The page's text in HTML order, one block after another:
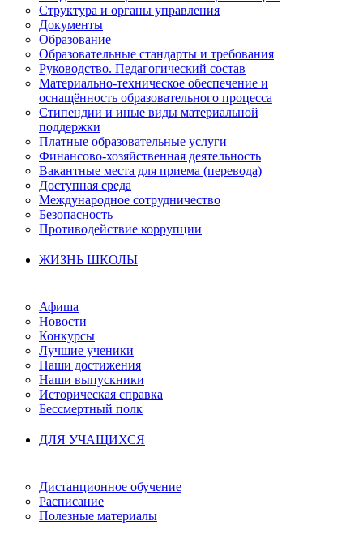
Структура и органы управления
Документы
Образование
Образовательные стандарты и требования
Руководство. Педагогический состав
Материально-техническое обеспечение и
оснащённость образовательного процесса
Стипендии и иные виды материальной
поддержки
Платные образовательные услуги
Финансово-хозяйственная деятельность
Вакантные места для приема (перевода)
Доступная среда
Международное сотрудничество
Безопасность
Противодействие коррупции
ЖИЗНЬ ШКОЛЫ
Афиша
Новости
Конкурсы
Лучшие ученики
Наши достижения
Наши выпускники
Историческая справка
Бессмертный полк
ДЛЯ УЧАЩИХСЯ
Дистанционное обучение
Расписание
Полезные материалы